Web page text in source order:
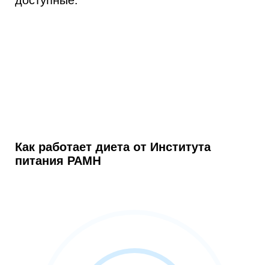
Как работает диета от Института
питания РАМН